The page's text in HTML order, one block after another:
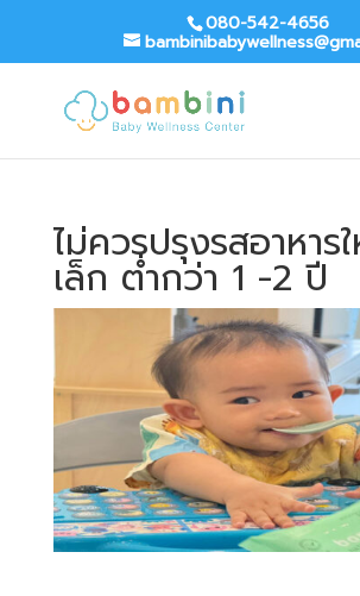
080-542-4656
ไม่ควรปรุงรสอาหาร
เล็ก ต่ำกว่า 1 -2 ปี